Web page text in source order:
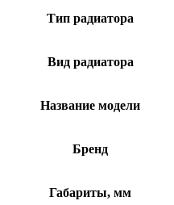
Тип радиатора
Вид радиатора
Название модели
Бренд
Габариты, мм